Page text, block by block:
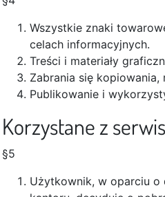
Wszystkie znaki
celach informacyjnych.
Treści i materiały
Zabrania się
Publikowanie i
Korzystane z
§5
Użytkownik, w oparciu o